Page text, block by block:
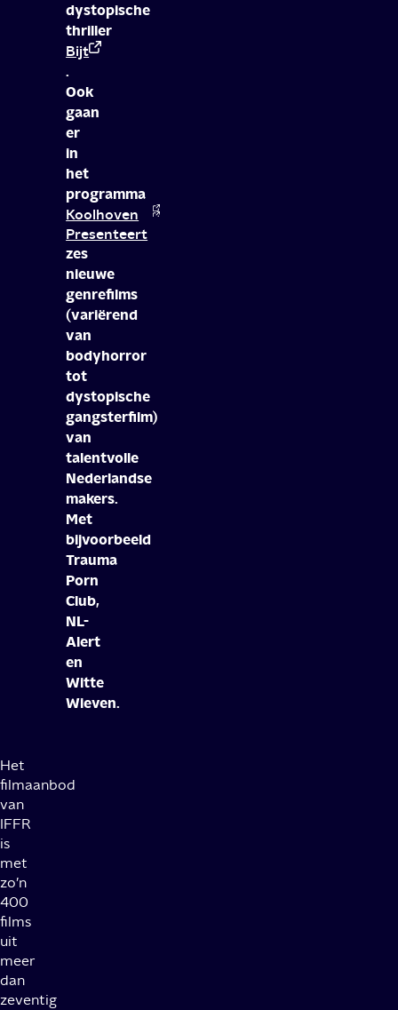
dystopische
thriller
Bijt
.
Ook
gaan
er
in
het
programma
Koolhoven
Presenteert
zes
nieuwe
genrefilms
(variërend
van
bodyhorror
tot
dystopische
gangsterfilm)
van
talentvolle
Nederlandse
makers.
Met
bijvoorbeeld
Trauma
Porn
Club,
NL-
Alert
en
Witte
Wieven.
Het
filmaanbod
van
IFFR
is
met
zo’n
400
films
uit
meer
dan
zeventig